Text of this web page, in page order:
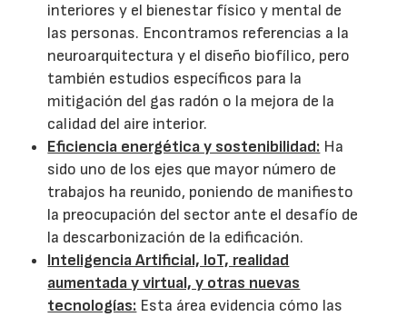
interiores y el bienestar físico y mental de
las personas. Encontramos referencias a la
neuroarquitectura y el diseño biofílico, pero
también estudios específicos para la
mitigación del gas radón o la mejora de la
calidad del aire interior.
Eficiencia energética y sostenibilidad: Ha
sido uno de los ejes que mayor número de
trabajos ha reunido, poniendo de manifiesto
la preocupación del sector ante el desafío de
la descarbonización de la edificación.
Inteligencia Artificial, IoT, realidad
aumentada y virtual, y otras nuevas
tecnologías: Esta área evidencia cómo las